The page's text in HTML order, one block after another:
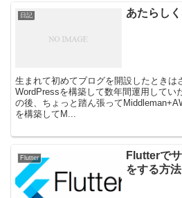
日記 あたらし
生まれて初めてブログを開設したときは
WordPressを構築して数年間運用してい
の後、ちょっと踏ん張って
を構築してM...
Flutter
Flutterで
をする方法